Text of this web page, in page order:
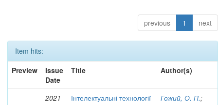
previous 1 next
Item hits:
Preview
Issue
Date
Title Author(s)
2021
Інтелектуальні технології
Гожий, О. П.;